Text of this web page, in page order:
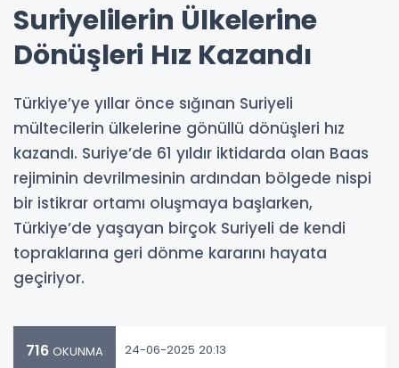
Suriyelilerin Ülkelerine
Dönüşleri Hız Kazandı
Türkiye’ye yıllar önce sığınan Suriyeli
mültecilerin ülkelerine gönüllü dönüşleri hız
kazandı. Suriye’de 61 yıldır iktidarda olan Baas
rejiminin devrilmesinin ardından bölgede nispi
bir istikrar ortamı oluşmaya başlarken,
Türkiye’de yaşayan birçok Suriyeli de kendi
topraklarına geri dönme kararını hayata
geçiriyor.
716 OKUNMA 24-06-2025 20:13